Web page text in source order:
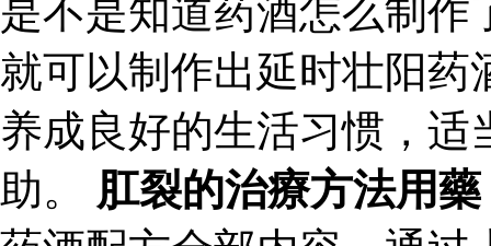
是不是知道药酒怎么制
就可以制作出延时壮阳药
养成良好的生活习惯，
助。 肛裂的治療方法用藥